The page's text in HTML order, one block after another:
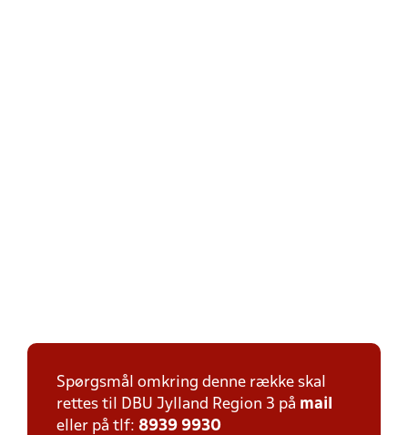
Spørgsmål omkring denne række skal
rettes til DBU Jylland Region 3 på mail
eller på tlf: 8939 9930